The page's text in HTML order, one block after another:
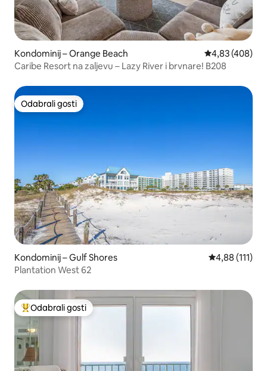
Kondominij – Orange Beach Prosječna
4,83 (408)
Caribe Resort na zaljevu – Lazy River i brvnare! B208
Odabrali gosti
Odabrali gosti
Kondominij – Gulf Shores Prosječna
4,88 (111)
Plantation West 62
Među najviše rangiranima s oznakom „Odabrali gosti”
Odabrali gosti